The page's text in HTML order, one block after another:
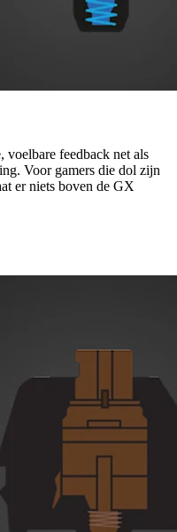
voelbare feedback net als
Voor gamers die dol zijn
er niets boven de GX